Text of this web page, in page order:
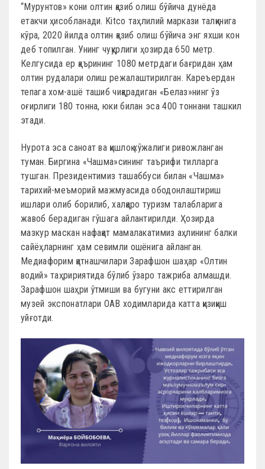
“Мурунтов» кони олтин қазиб олиш бўйича дунёда
етакчи ҳисобланади. Kitco таҳлилий маркази талқинига
кўра, 2020 йилда олтин қазиб олиш бўйича энг яхши кон
деб топилган. Унинг чуқурлиги ҳозирда 650 метр.
Келгусида ер қаърининг 1080 метрдаги бағридан ҳам
олтин рудалари олиш режалаштирилган. Кареъердан
тепага хом-ашё ташиб чиқарадиган «Белаз»нинг ўз
оғирлиги 180 тонна, юки билан эса 400 тоннани ташкил
этади.
Нурота эса саноат ва қишлоқ хўжалиги ривожланган
туман. Биргина «Чашма»сининг таърифи тилларга
тушган. Президентимиз ташаббуси билан «Чашма»
тарихий-меъморий мажмуасида ободонлаштириш
ишлари олиб борилиб, халқаро туризм талабларига
жавоб берадиган гўшага айлантирилди. Ҳозирда
мазкур маскан нафақат мамалакатимиз аҳлининг балки
сайёҳларнинг ҳам севимли ошёнига айланган.
Медиафорим қатнашчилари Зарафшон шаҳар «Олтин
водий» таҳририятида бўлиб ўзаро тажриба алмашди.
Зарафшон шаҳри ўтмиши ва бугуни акс еттирилган
музей экспонатлари ОAВ ходимларида катта қизиқиш
уйғотди.